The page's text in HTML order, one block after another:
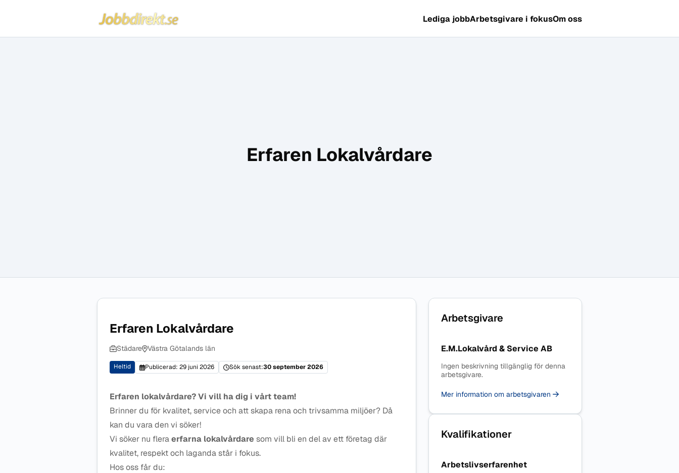
Hoppa till innehåll
Jobbdirekt Lediga jobbArbetsgivare i fokusOm oss
Erfaren Lokalvårdare
Erfaren Lokalvårdare
Städare Västra Götalands län
Heltid Publicerad: 29 juni 2026 Sök senast:30 september 2026
Erfaren lokalvårdare? Vi vill ha dig i vårt team!
Brinner du för kvalitet, service och att skapa rena och trivsamma miljöer? Då
kan du vara den vi söker!
Vi söker nu fleraerfarna lokalvårdare som vill bli en del av ett företag där
kvalitet, respekt och laganda står i fokus.
Hos oss får du:
Arbetsgivare
E.M.Lokalvård & Service AB
Ingen beskrivning tillgänglig för denna
arbetsgivare.
Mer information om arbetsgivaren
Kvalifikationer
Arbetslivserfarenhet